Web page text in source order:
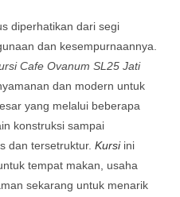
diperhatikan dari segi
dan kesempurnaannya.
Cafe Ovanum SL25 Jati
dan modern untuk
yang melalui beberapa
konstruksi sampai
dan tersetruktur.Kursiini
tempat makan, usaha
sekarang untuk menarik